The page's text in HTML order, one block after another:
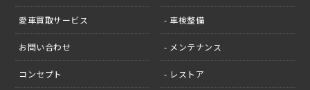
愛車買取サービス
お問い合わせ
コンセプト
- 車検整備
- メンテナンス
- レストア